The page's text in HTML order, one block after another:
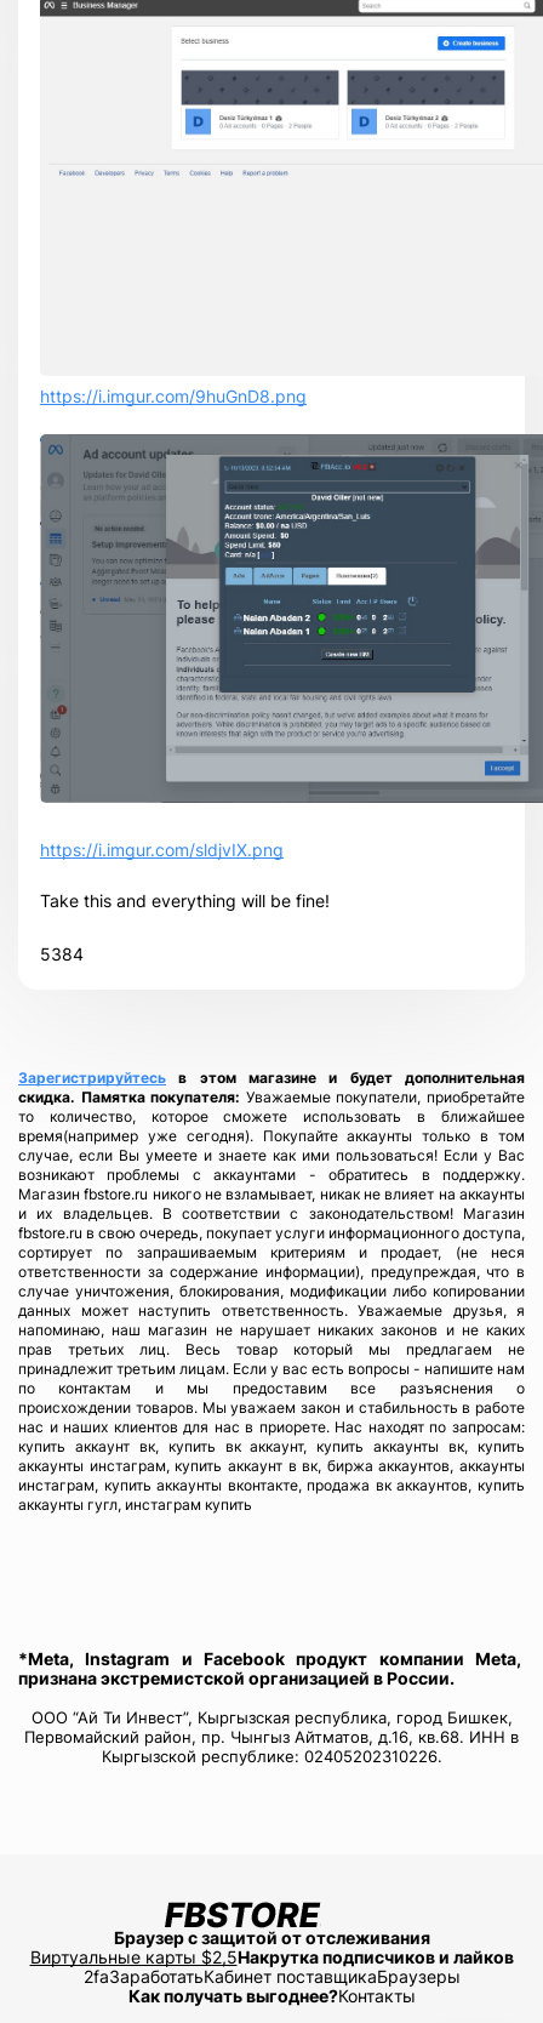
https://i.imgur.com/9huGnD8.png
https://i.imgur.com/sldjvIX.png
Take this and everything will be fine!
5384
Зарегистрируйтесь
в этом магазине и будет дополнительная
скидка. Памятка покупателя: Уважаемые покупатели, приобретайте
то количество, которое сможете использовать в ближайшее
время(например уже сегодня). Покупайте аккаунты только в том
случае, если Вы умеете и знаете как ими пользоваться! Если у Вас
возникают проблемы с аккаунтами - обратитесь в поддержку.
Магазин fbstore.ru никого не взламывает, никак не влияет на аккаунты
и их владельцев. В соответствии с законодательством! Магазин
fbstore.ru в свою очередь, покупает услуги информационного доступа,
сортирует по запрашиваемым критериям и продает, (не неся
ответственности за содержание информации), предупреждая, что в
случае уничтожения, блокирования, модификации либо копировании
данных может наступить ответственность. Уважаемые друзья, я
напоминаю, наш магазин не нарушает никаких законов и не каких
прав третьих лиц. Весь товар который мы предлагаем не
принадлежит третьим лицам. Если у вас есть вопросы - напишите нам
по контактам и мы предоставим все разъяснения о
происхождении товаров. Мы уважаем закон и стабильность в работе
нас и наших клиентов для нас в приорете. Нас находят по запросам:
купить аккаунт вк, купить вк аккаунт, купить аккаунты вк, купить
аккаунты инстаграм, купить аккаунт в вк, биржа аккаунтов, аккаунты
инстаграм, купить аккаунты вконтакте, продажа вк аккаунтов, купить
аккаунты гугл, инстаграм купить
*Meta, Instagram и Facebook продукт компании Meta,
признана экстремистской организацией в России.
ООО “Ай Ти Инвест”, Кыргызская республика, город Бишкек,
Первомайский район, пр. Чынгыз Айтматов, д.16, кв.68. ИНН в
Кыргызской республике: 02405202310226.
Браузер с защитой от отслеживания
Виртуальные карты $2,5Накрутка подписчиков и лайков
2faЗаработатьКабинет поставщикаБраузеры
Как получать выгоднее?Контакты